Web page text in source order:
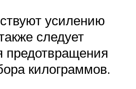
усилению
следует
предотвращения
килограммов.